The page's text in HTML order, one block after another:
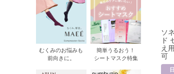
むくみのお悩みも
前向きに。
簡単うるおう！
シートマスク特集
ソ
ド
え
可